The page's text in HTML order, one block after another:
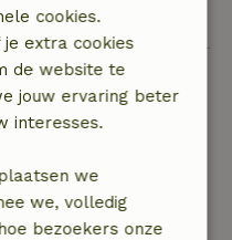
cookies.
je extra cookies
de website te
jouw ervaring beter
interesses.
we
we, volledig
bezoekers onze